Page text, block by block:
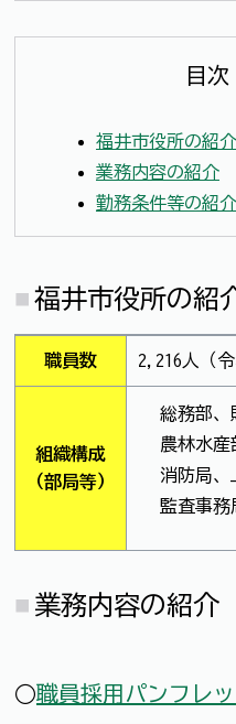
目次
福井市役所の紹介
業務内容の紹介
勤務条件等の紹介
福井市役所の紹
職員数 2,216人（令
組織構成
（部局等）
総務部、
農林水産
消防局、
監査事務
業務内容の紹介
○職員採用パンフレッ